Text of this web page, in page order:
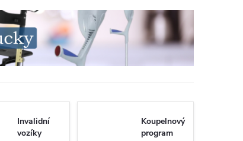
Invalidní
vozíky
Koupelnový
program